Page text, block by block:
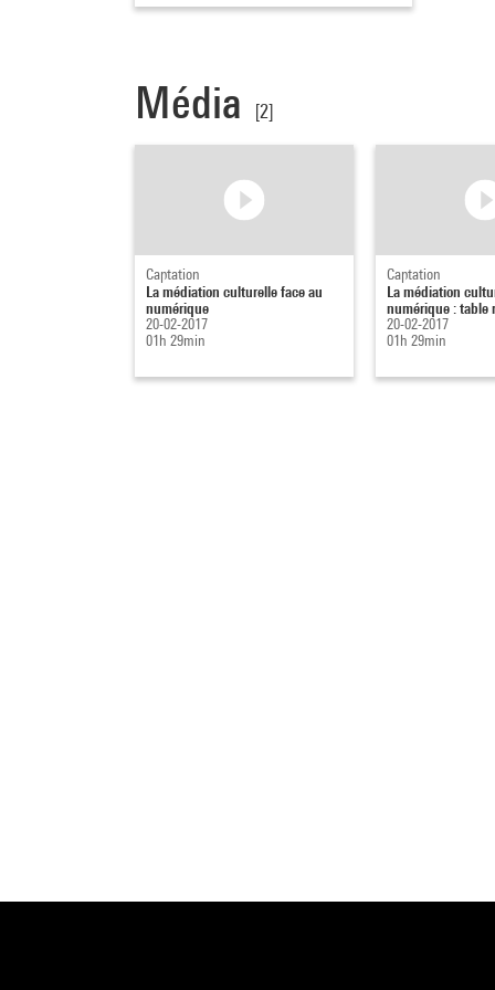
Média [2]
Captation
La médiation culturelle face au
numérique
20-02-2017
01h 29min
Captation
La médiation
numérique : table
20-02-2017
01h 29min